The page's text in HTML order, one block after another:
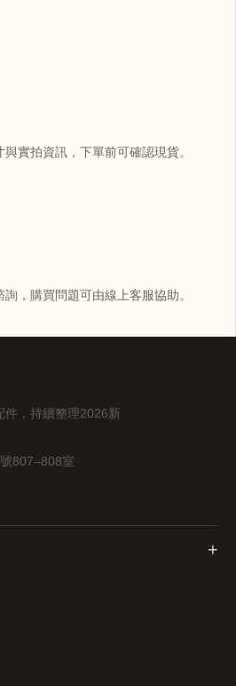
實拍資訊，下單前可確認現貨。
，購買問題可由線上客服協助。
件，持續整理2026新
807–808室
+